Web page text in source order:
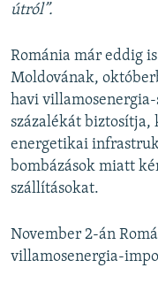
útról”.
Románia már eddig
Moldovának,
havi
százalékát
energetikai
bombázások miatt
szállításokat.
November 2-án
villamosenergia-